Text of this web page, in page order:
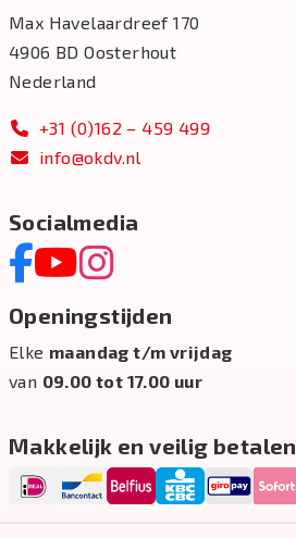
Max Havelaardreef 170
4906 BD Oosterhout
Nederland
+31 (0)162 – 459 499
info@okdv.nl
Socialmedia
Openingstijden
Elke maandag t/m vrijdag
van 09.00 tot 17.00 uur
Makkelijk en veilig betalen